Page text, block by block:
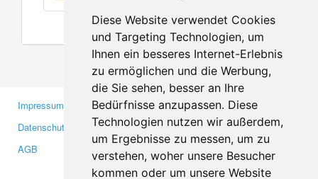
Diese Website verwendet Cookies
und Targeting Technologien, um
Ihnen ein besseres Internet-Erlebnis
zu ermöglichen und die Werbung,
die Sie sehen, besser an Ihre
Bedürfnisse anzupassen. Diese
Technologien nutzen wir außerdem,
um Ergebnisse zu messen, um zu
verstehen, woher unsere Besucher
kommen oder um unsere Website
Impressum
Datenschutzerklärung
AGB
Gewerbetreibende
Investoren
Medien